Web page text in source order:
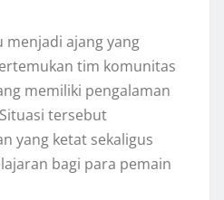
menjadi ajang yang
tim komunitas
memiliki pengalaman
tersebut
yang ketat sekaligus
bagi para pemain